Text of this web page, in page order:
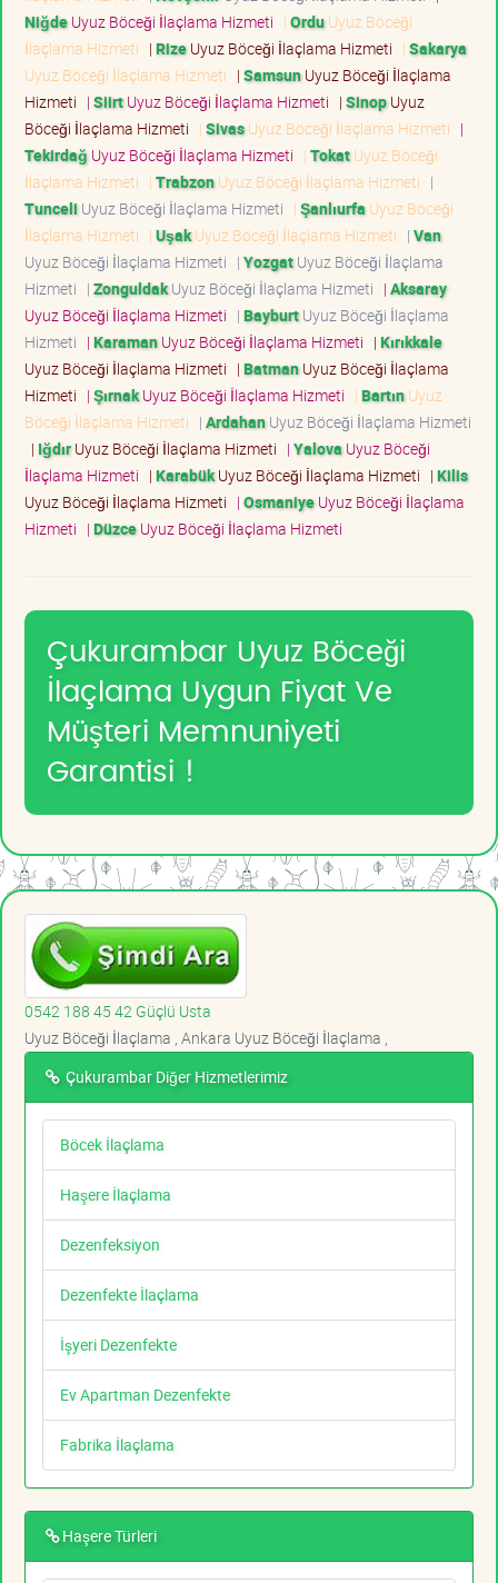
NiğdeUyuz Böceği İlaçlama Hizmeti | OrduUyuz Böceği
İlaçlama Hizmeti | RizeUyuz Böceği İlaçlama Hizmeti | Sakarya
Uyuz Böceği İlaçlama Hizmeti | SamsunUyuz Böceği İlaçlama
Hizmeti | SiirtUyuz Böceği İlaçlama Hizmeti | SinopUyuz
Böceği İlaçlama Hizmeti | SivasUyuz Böceği İlaçlama Hizmeti |
Tekirdağ Uyuz Böceği İlaçlama Hizmeti | TokatUyuz Böceği
İlaçlama Hizmeti | TrabzonUyuz Böceği İlaçlama Hizmeti |
Tunceli Uyuz Böceği İlaçlama Hizmeti | Şanlıurfa Uyuz Böceği
İlaçlama Hizmeti | UşakUyuz Böceği İlaçlama Hizmeti | Van
Uyuz Böceği İlaçlama Hizmeti | YozgatUyuz Böceği İlaçlama
Hizmeti | ZonguldakUyuz Böceği İlaçlama Hizmeti | Aksaray
Uyuz Böceği İlaçlama Hizmeti | BayburtUyuz Böceği İlaçlama
Hizmeti | KaramanUyuz Böceği İlaçlama Hizmeti | Kırıkkale
Uyuz Böceği İlaçlama Hizmeti | BatmanUyuz Böceği İlaçlama
Hizmeti | ŞırnakUyuz Böceği İlaçlama Hizmeti | BartınUyuz
Böceği İlaçlama Hizmeti | ArdahanUyuz Böceği İlaçlama Hizmeti
| IğdırUyuz Böceği İlaçlama Hizmeti | Yalova Uyuz Böceği
İlaçlama Hizmeti | KarabükUyuz Böceği İlaçlama Hizmeti | Kilis
Uyuz Böceği İlaçlama Hizmeti | OsmaniyeUyuz Böceği İlaçlama
Hizmeti | DüzceUyuz Böceği İlaçlama Hizmeti
Çukurambar Uyuz Böceği
İlaçlama Uygun Fiyat Ve
Müşteri Memnuniyeti
Garantisi !
0542 188 45 42 Güçlü Usta
Uyuz Böceği İlaçlama , Ankara Uyuz Böceği İlaçlama ,
Çukurambar Diğer Hizmetlerimiz
Böcek İlaçlama
Haşere İlaçlama
Dezenfeksiyon
Dezenfekte İlaçlama
İşyeri Dezenfekte
Ev Apartman Dezenfekte
Fabrika İlaçlama
Haşere Türleri